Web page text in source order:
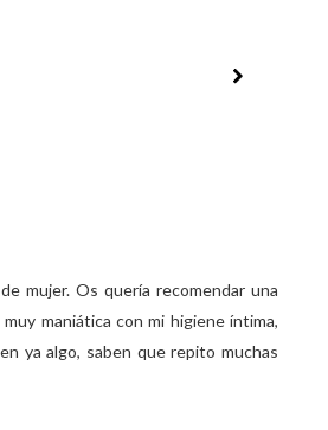
mujer. Os quería recomendar una
maniática con mi higiene íntima,
ya algo, saben que repito muchas